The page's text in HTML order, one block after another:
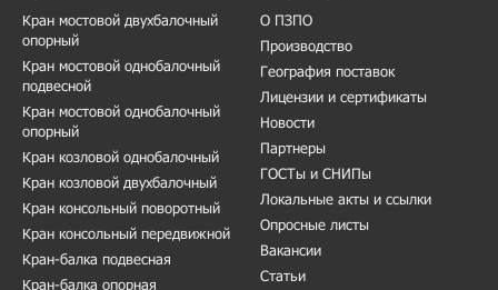
Кран мостовой двухбалочный
опорный
Кран мостовой однобалочный
подвесной
Кран мостовой однобалочный
опорный
Кран козловой однобалочный
Кран козловой двухбалочный
Кран консольный поворотный
Кран консольный передвижной
Кран-балка подвесная
Кран-балка опорная
О ПЗПО
Производство
География поставок
Лицензии и сертификаты
Новости
Партнеры
ГОСТы и СНИПы
Локальные акты и ссылки
Опросные листы
Вакансии
Статьи